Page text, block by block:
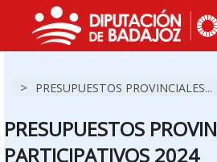
> PRESUPUESTOS PROVINCIALES...
PRESUPUESTOS
PARTICIPATIVOS 2024